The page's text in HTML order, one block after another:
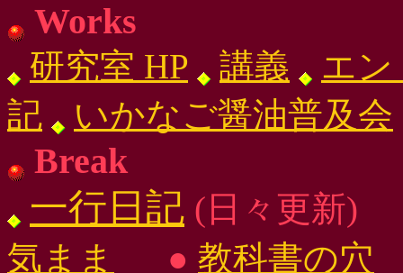
Works
研究室 HP 講義
エ
記
いかなご醤油普及会
Break
一行日記 (日々更新
気まま
● 教科書の穴